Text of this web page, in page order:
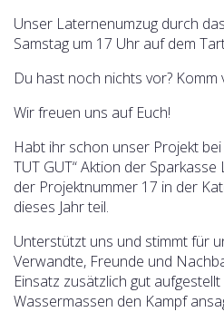
Unser Laternenumzug durch
Samstag um 17 Uhr auf dem
Du hast noch nichts vor? Komm
Wir freuen uns auf Euch!
Habt ihr schon unser Projekt
TUT GUT“ Aktion der
der Projektnummer 17 in der
dieses Jahr teil.
Unterstützt uns und stimmt für
Verwandte, Freunde und
Einsatz zusätzlich gut
Wassermassen den Kampf